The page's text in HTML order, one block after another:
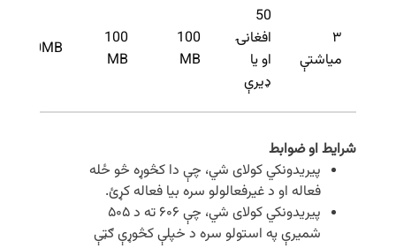
200MB
100
MB
100
MB
50
افغانۍ
او یا
ډیرې
۳
میاشتې
شرایط او ضوابط
پیریدونکي کولای شي، چې دا کڅوړه څو ځله
فعاله او د غیرفعالولو سره بیا فعاله کړئ.
پیریدونکي کولای شي، چې ۶۰۶ ته د ۵۰۵
شمیرې په استولو سره د خپلې کڅوړې ګټې